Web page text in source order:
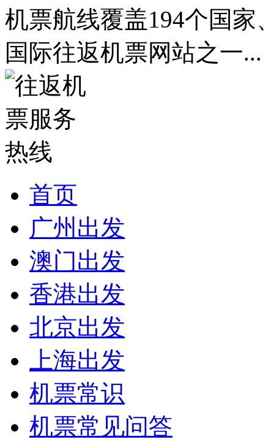
机票航线覆盖194个国家
国际往返机票网站之一...
首页
广州出发
澳门出发
香港出发
北京出发
上海出发
机票常识
机票常见问答